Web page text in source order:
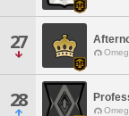
27
28